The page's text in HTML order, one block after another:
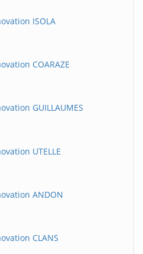
ISOLA
COARAZE
GUILLAUMES
UTELLE
ANDON
CLANS